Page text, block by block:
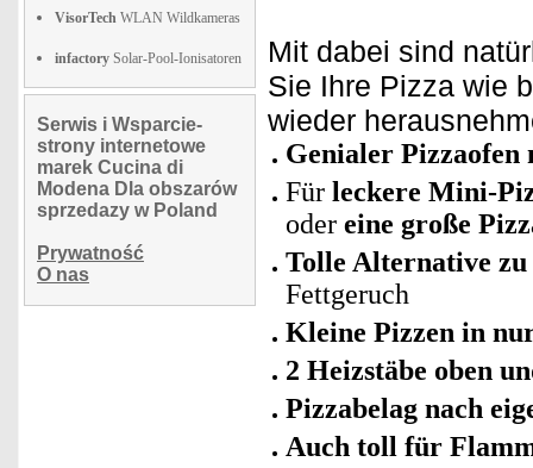
VisorTech WLAN Wildkameras
infactory Solar-Pool-Ionisatoren
Serwis i Wsparcie-
strony internetowe
marek Cucina di
Modena Dla obszarów
sprzedazy w Poland
Prywatność
O nas
Mit dabei sind
Sie Ihre Pizza wie
wieder
Genialer Pizzaofen
Für leckere Mini-
oder eine große
Tolle Alternative
Fettgeruch
Kleine Pizzen in
2 Heizstäbe oben
Pizzabelag nach
Auch toll für